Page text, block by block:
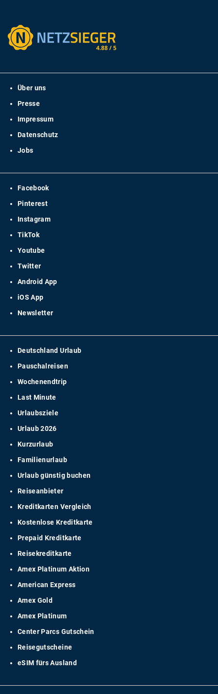
Über uns
Presse
Impressum
Datenschutz
Jobs
Facebook
Pinterest
Instagram
TikTok
Youtube
Twitter
Android App
iOS App
Newsletter
Deutschland Urlaub
Pauschalreisen
Wochenendtrip
Last Minute
Urlaubsziele
Urlaub 2026
Kurzurlaub
Familienurlaub
Urlaub günstig buchen
Reiseanbieter
Kreditkarten Vergleich
Kostenlose Kreditkarte
Prepaid Kreditkarte
Reisekreditkarte
Amex Platinum Aktion
American Express
Amex Gold
Amex Platinum
Center Parcs Gutschein
Reisegutscheine
eSIM fürs Ausland